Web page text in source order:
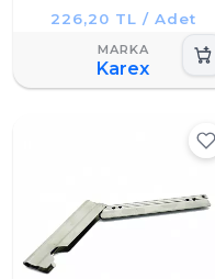
226,20 TL / Adet
Karex